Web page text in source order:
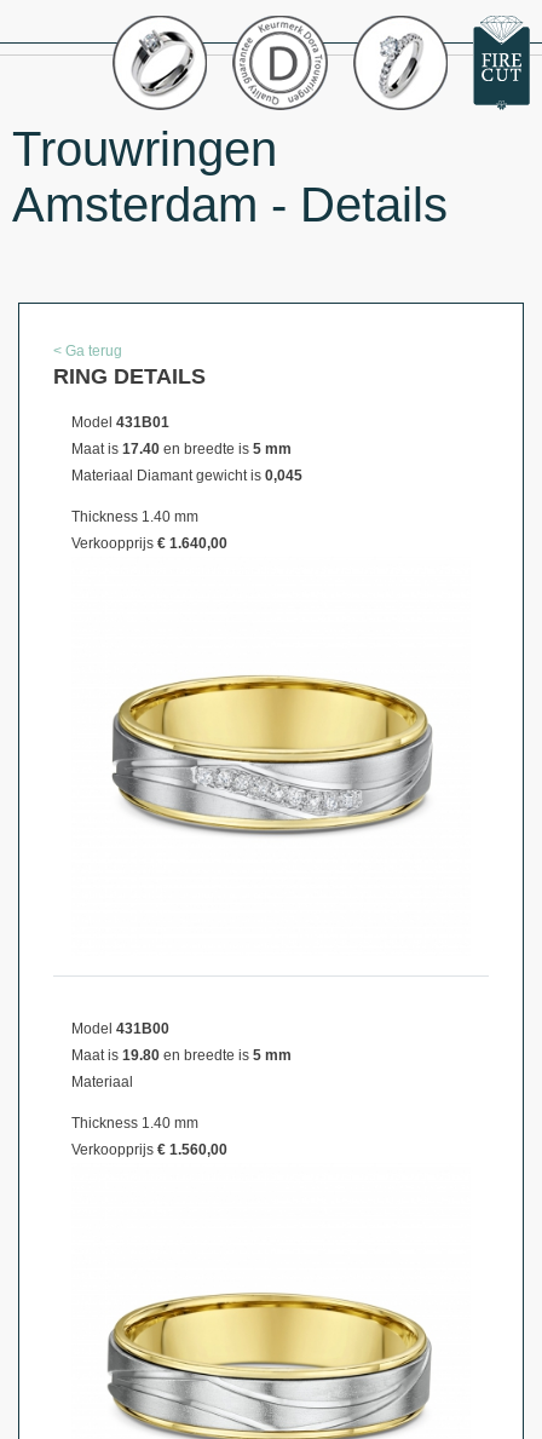
Trouwringen
Amsterdam - Details
< Ga terug
RING DETAILS
Model 431B01
Maat is 17.40 en breedte is 5 mm
Materiaal Diamant gewicht is 0,045
Thickness 1.40 mm
Verkoopprijs € 1.640,00
Model 431B00
Maat is 19.80 en breedte is 5 mm
Materiaal
Thickness 1.40 mm
Verkoopprijs € 1.560,00